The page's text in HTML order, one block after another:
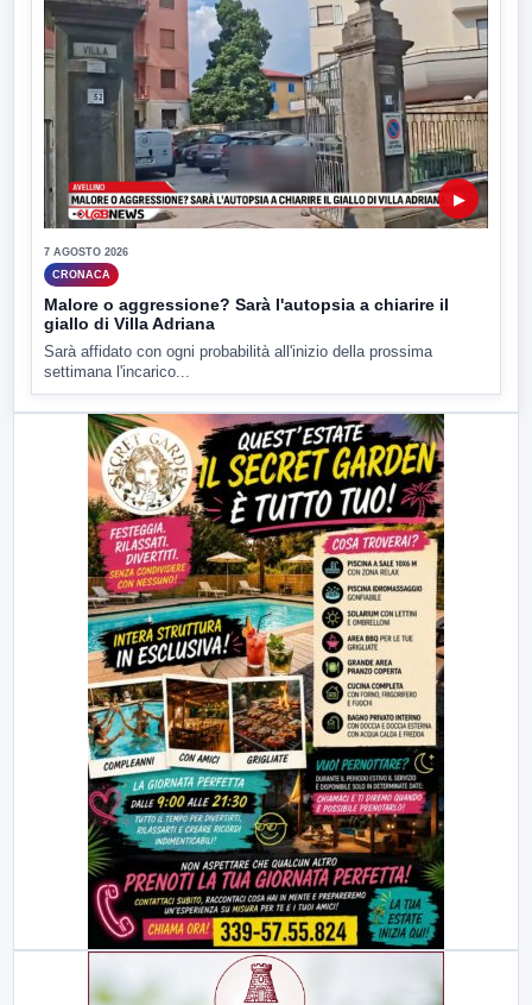
▶
7 AGOSTO 2026
CRONACA
Malore o aggressione? Sarà l'autopsia a chiarire il
giallo di Villa Adriana
Sarà affidato con ogni probabilità all'inizio della prossima
settimana l'incarico...